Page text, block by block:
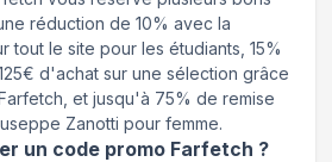
réduction de 10% avec la
tout le site pour les étudiants, 15%
d'achat sur une sélection grâce
et jusqu'à 75% de remise
Zanotti pour femme.
un code promo Farfetch ?